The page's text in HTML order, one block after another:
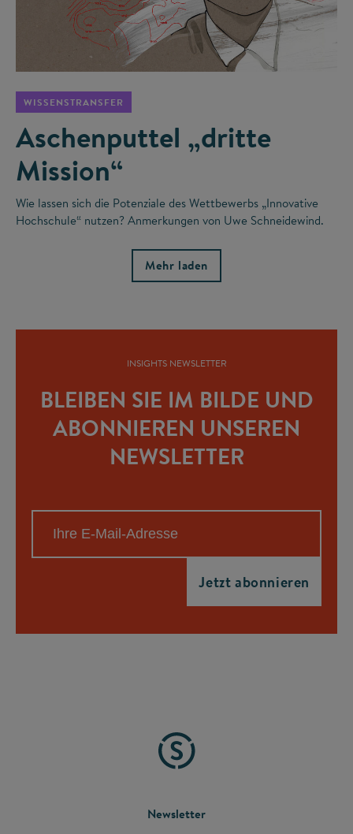
WISSENSTRANSFER
Aschenputtel „dritte
Mission“
Wie lassen sich die Potenziale des Wettbewerbs „Innovative
Hochschule“ nutzen? Anmerkungen von Uwe Schneidewind.
Mehr laden
INSIGHTS NEWSLETTER
BLEIBEN SIE IM BILDE UND
ABONNIEREN UNSEREN
NEWSLETTER
FOOTER
Newsletter